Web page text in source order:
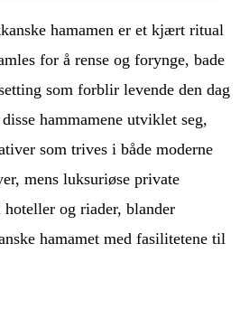
hamamen er et kjært ritual
for å rense og forynge, bade
som forblir levende den dag
hammamene utviklet seg,
som trives i både moderne
mens luksuriøse private
og riader, blander
hamamet med fasilitetene til